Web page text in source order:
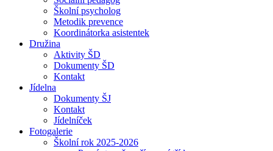
Školní psycholog
Metodik prevence
Koordinátorka asistentek
Družina
Aktivity ŠD
Dokumenty ŠD
Kontakt
Jídelna
Dokumenty ŠJ
Kontakt
Jídelníček
Fotogalerie
Školní rok 2025-2026